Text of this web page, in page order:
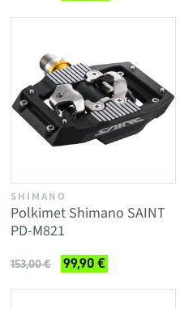
SHIMANO
Polkimet Shimano SAINT
PD-M821
153,00 € 99,90 €